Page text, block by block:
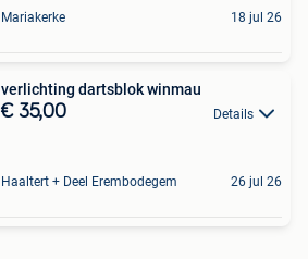
Mariakerke 18 jul 26
verlichting dartsblok winmau
€ 35,00 Details
Haaltert + Deel Erembodegem 26 jul 26